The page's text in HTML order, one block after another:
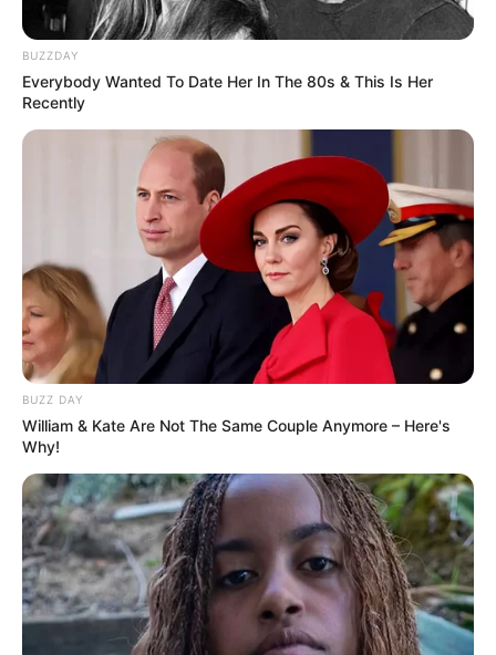
BUZZDAY
Everybody Wanted To Date Her In The 80s & This Is Her
Recently
BUZZ DAY
William & Kate Are Not The Same Couple Anymore – Here's
Why!